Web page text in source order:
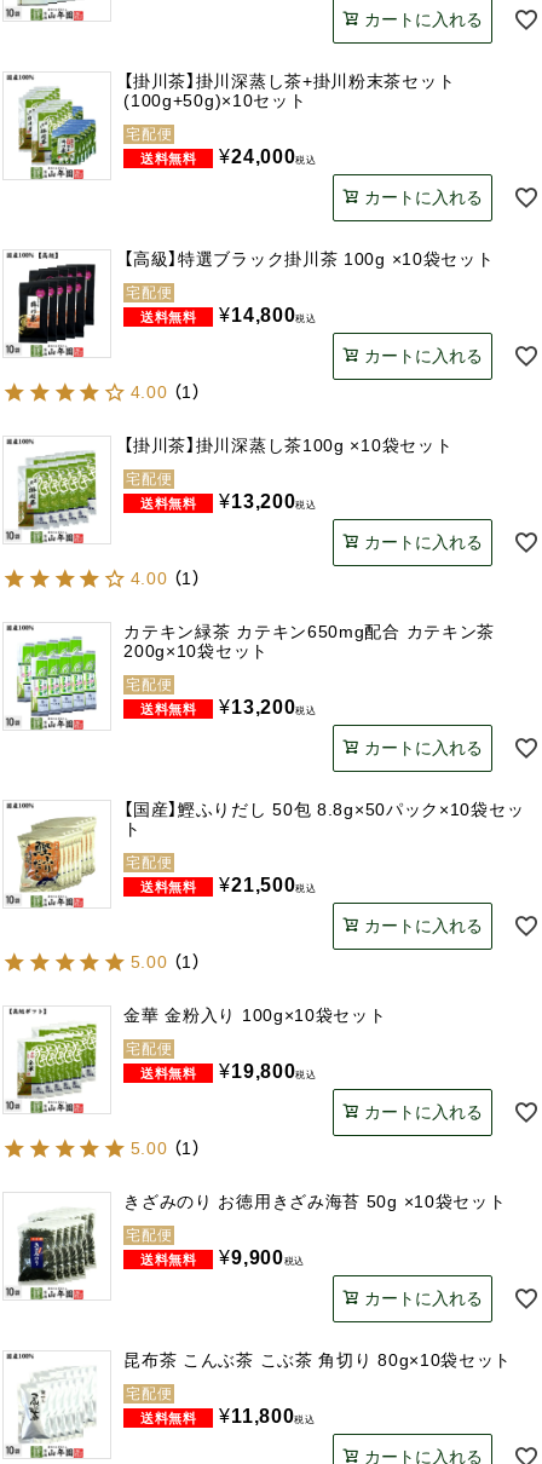
カートに入れる
【掛川茶】掛川深蒸し茶+掛川粉末茶セット
(100g+50g)×10セット
宅配便
¥24,000税込
カートに入れる
【高級】特選ブラック掛川茶 100g ×10袋セット
宅配便
¥14,800税込
カートに入れる
4.00 （1）
【掛川茶】掛川深蒸し茶100g ×10袋セット
宅配便
¥13,200税込
カートに入れる
4.00 （1）
カテキン緑茶 カテキン650mg配合 カテキン茶
200g×10袋セット
宅配便
¥13,200税込
カートに入れる
【国産】鰹ふりだし 50包 8.8g×50パック×10袋セッ
ト
宅配便
¥21,500税込
カートに入れる
5.00 （1）
金華 金粉入り 100g×10袋セット
宅配便
¥19,800税込
カートに入れる
5.00 （1）
きざみのり お徳用きざみ海苔 50g ×10袋セット
宅配便
¥9,900税込
カートに入れる
昆布茶 こんぶ茶 こぶ茶 角切り 80g×10袋セット
宅配便
¥11,800税込
カートに入れる